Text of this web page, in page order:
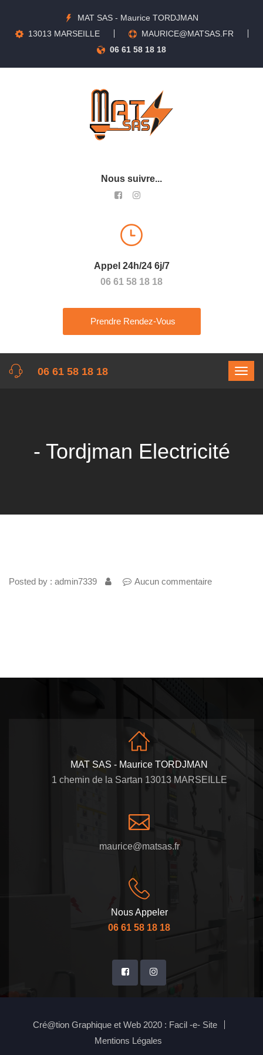
MAT SAS - Maurice TORDJMAN
13013 MARSEILLE
MAURICE@MATSAS.FR
06 61 58 18 18
Nous suivre...
Appel 24h/24 6j/7
06 61 58 18 18
Prendre Rendez-Vous
06 61 58 18 18
- Tordjman Electricité
Posted by : admin7339 Aucun commentaire
MAT SAS - Maurice TORDJMAN
1 chemin de la Sartan 13013 MARSEILLE
maurice@matsas.fr
Nous Appeler
06 61 58 18 18
Cré@tion Graphique et Web 2020 : Facil -e- Site
Mentions Légales